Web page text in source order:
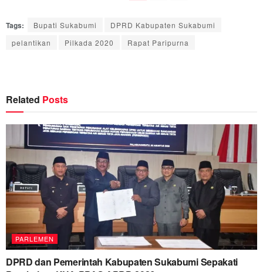
Tags: Bupati Sukabumi
DPRD Kabupaten Sukabumi
pelantikan
Pilkada 2020 Rapat Paripurna
Related Posts
PARLEMEN
DPRD dan Pemerintah Kabupaten Sukabumi Sepakati